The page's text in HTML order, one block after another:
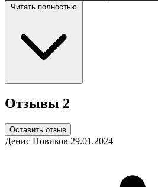
Читать полностью
Отзывы 2
Оставить отзыв
Денис Новиков 29.01.2024